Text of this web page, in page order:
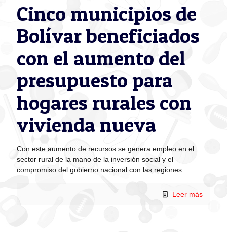
Cinco municipios de
Bolívar beneficiados
con el aumento del
presupuesto para
hogares rurales con
vivienda nueva
Con este aumento de recursos se genera empleo en el
sector rural de la mano de la inversión social y el
compromiso del gobierno nacional con las regiones
Leer más